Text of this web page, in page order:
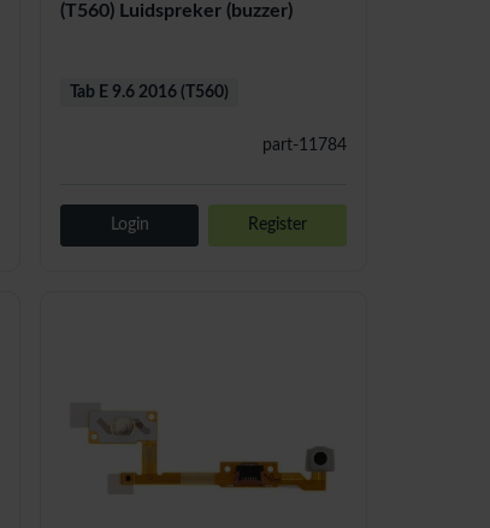
(T560) Luidspreker (buzzer)
part-11784
Tab E 9.6 2016 (T560)
Login Register